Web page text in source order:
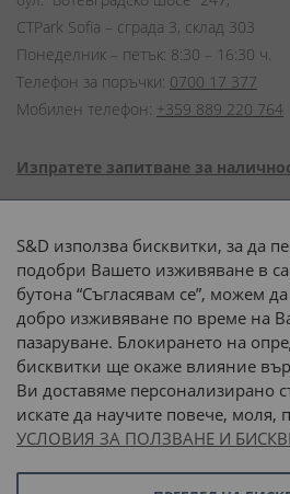
CTPark Sofia – сграда 3, склад 303
Понеделник – петък: 8:30 – 16:30 ч.
Телефон за поръчки: 0700 17 377
Мобилен телефон: +359 889 220 764
Изпратете запитване за
Начини на
Доставка до
или
S&D използва бисквитки, за да
подобри Вашето изживяване в
бутона “Съгласявам се”, можем
добро изживяване по време на
пазаруване. Блокирането на
бисквитки ще окаже влияние
Ви доставяме персонализирано
искате да научите повече, моля,
УСЛОВИЯ ЗА ПОЛЗВАНЕ И